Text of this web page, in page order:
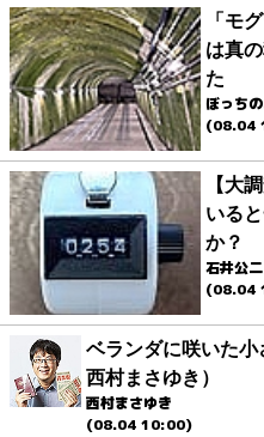
「モ
は真
た
ぼっち
(08.04
【大
いる
か？
石井公二
(08.04
ベランダに咲いた
西村まさゆき）
西村まさゆき
(08.04 10:00)